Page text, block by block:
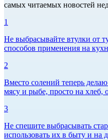
самых читаемых новостей
1
Не выбрасывайте втулки от
способов применения на
2
Вместо солений теперь
мясу и рыбе, просто на хлеб,
3
Не спешите выбрасывать
использовать их в быту и на